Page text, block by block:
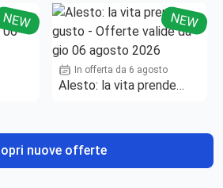
NEW NEW
In offerta da 6 agosto
Alesto: la vita prende
nuove offerte